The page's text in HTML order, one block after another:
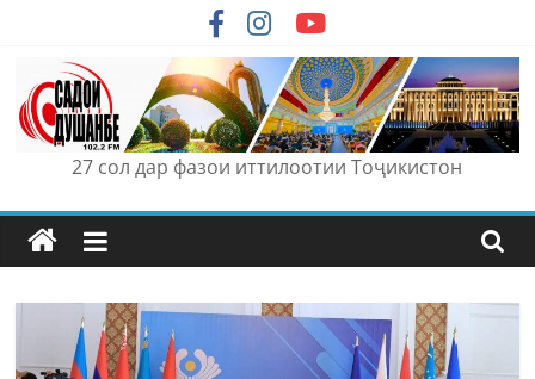
content
27 сол дар фазои иттилоотии Тоҷикистон